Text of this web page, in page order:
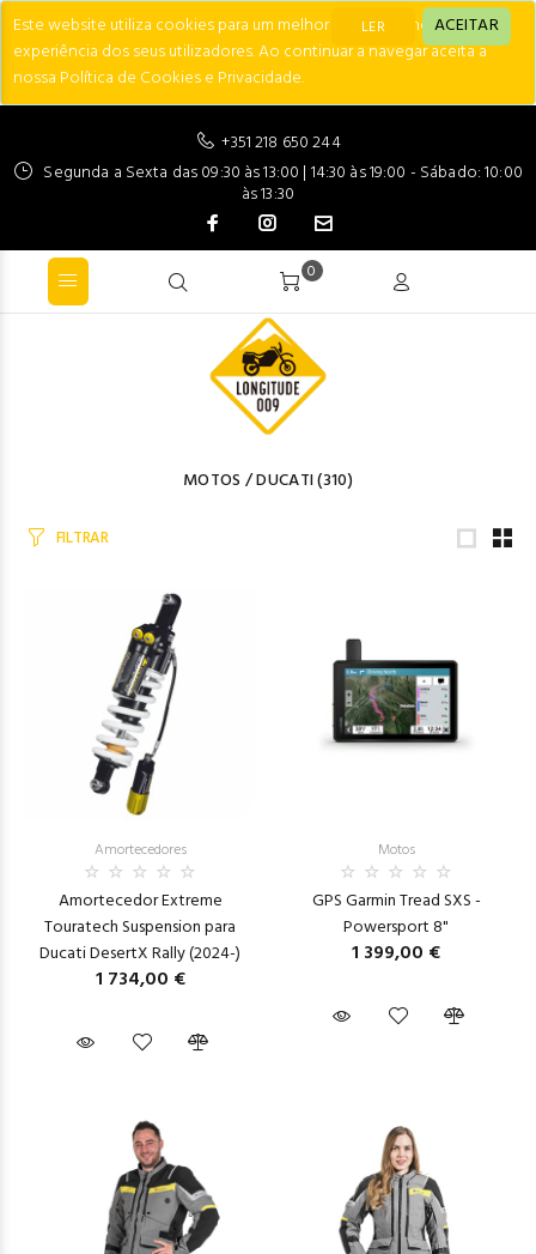
Este website utiliza cookies para um melhor desempenho e
experiência dos seus utilizadores. Ao continuar a navegar aceita a
nossa Política de Cookies e Privacidade.
LER ACEITAR
+351 218 650 244
Segunda a Sexta das 09:30 às 13:00 | 14:30 às 19:00 - Sábado: 10:00
às 13:30
0
MOTOS /DUCATI(310)
FILTRAR
Amortecedores
Amortecedor Extreme
Touratech Suspension para
Ducati DesertX Rally (2024-)
1 734,00 €
Motos
GPS Garmin Tread SXS -
Powersport 8"
1 399,00 €